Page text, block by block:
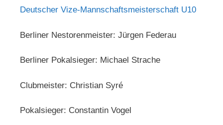
Deutscher Vize-Mannschaftsmeisterschaft U10
Berliner Nestorenmeister: Jürgen Federau
Berliner Pokalsieger: Michael Strache
Clubmeister: Christian Syré
Pokalsieger: Constantin Vogel